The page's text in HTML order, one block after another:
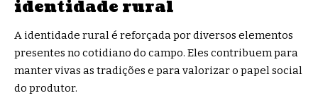
identidade rural
A identidade rural é reforçada por diversos elementos
presentes no cotidiano do campo. Eles contribuem para
manter vivas as tradições e para valorizar o papel social
do produtor.